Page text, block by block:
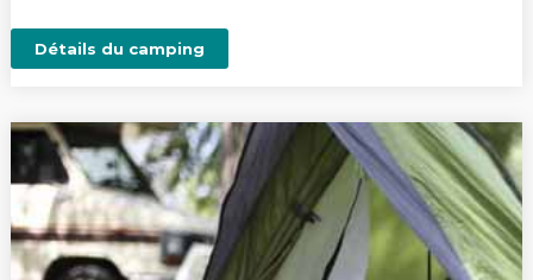
Détails du camping